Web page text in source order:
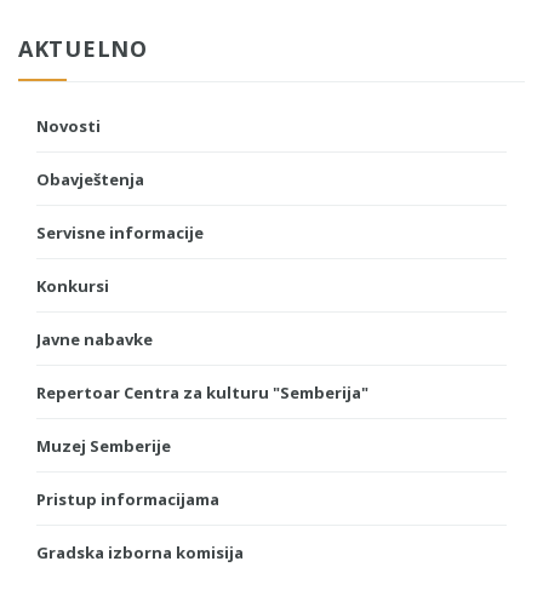
AKTUELNO
Novosti
Obavještenja
Servisne informacije
Konkursi
Javne nabavke
Repertoar Centra za kulturu "Semberija"
Muzej Semberije
Pristup informacijama
Gradska izborna komisija